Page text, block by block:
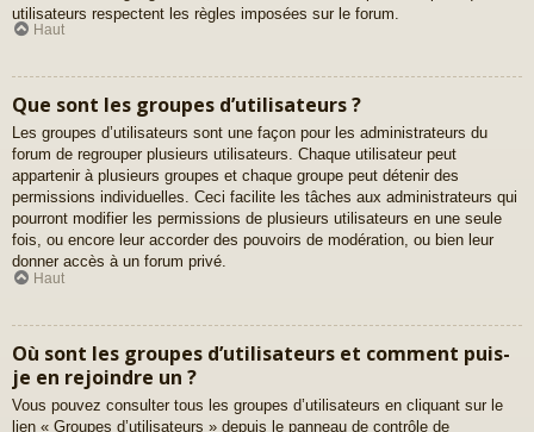
utilisateurs respectent les règles imposées sur le forum.
Haut
Que sont les groupes d’utilisateurs ?
Les groupes d’utilisateurs sont une façon pour les administrateurs du
forum de regrouper plusieurs utilisateurs. Chaque utilisateur peut
appartenir à plusieurs groupes et chaque groupe peut détenir des
permissions individuelles. Ceci facilite les tâches aux administrateurs qui
pourront modifier les permissions de plusieurs utilisateurs en une seule
fois, ou encore leur accorder des pouvoirs de modération, ou bien leur
donner accès à un forum privé.
Haut
Où sont les groupes d’utilisateurs et comment puis-
je en rejoindre un ?
Vous pouvez consulter tous les groupes d’utilisateurs en cliquant sur le
lien « Groupes d’utilisateurs » depuis le panneau de contrôle de